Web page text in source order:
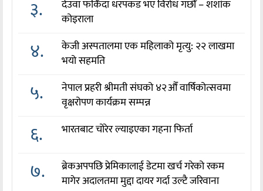
३.
देउवा फर्किँदा धरपकड भए विरोध गर्छौँं – शशांक
कोइराला
४.
केजी अस्पतालमा एक महिलाको मृत्यु: २२ लाखमा
भयो सहमति
५.
नेपाल प्रहरी श्रीमती संघको ४२औँ वार्षिकोत्सवमा
वृक्षरोपण कार्यक्रम सम्पन्न
६. भारतबाट चोरेर ल्याइएका गहना फिर्ता
७.
ब्रेकअपपछि प्रेमिकालाई डेटमा खर्च गरेको रकम
मागेर अदालतमा मुद्दा दायर गर्दा उल्टै जरिवाना